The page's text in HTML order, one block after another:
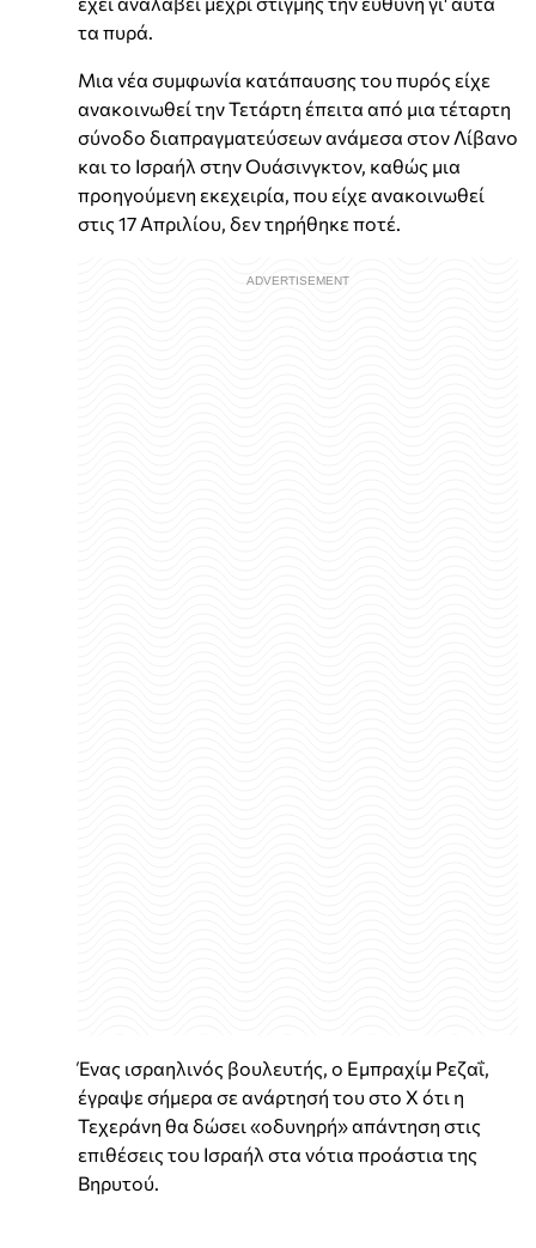
τα πυρά.
Μια νέα συμφωνία κατάπαυσης του πυρός είχε
ανακοινωθεί την Τετάρτη έπειτα από μια τέταρτη
σύνοδο διαπραγματεύσεων ανάμεσα στον Λίβανο
και το Ισραήλ στην Ουάσινγκτον, καθώς μια
προηγούμενη εκεχειρία, που είχε ανακοινωθεί
στις 17 Απριλίου, δεν τηρήθηκε ποτέ.
Ένας ισραηλινός βουλευτής, ο Εμπραχίμ Ρεζαΐ,
έγραψε σήμερα σε ανάρτησή του στο X ότι η
Τεχεράνη θα δώσει «οδυνηρή» απάντηση στις
επιθέσεις του Ισραήλ στα νότια προάστια της
Βηρυτού.